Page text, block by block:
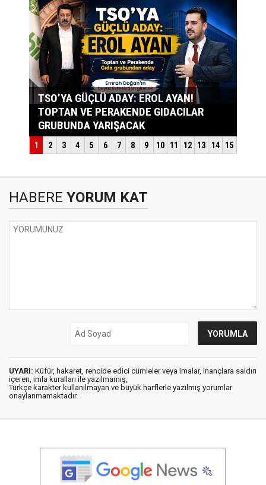
HABERE YORUM KAT
UYARI: Küfür, hakaret, rencide edici cümleler veya imalar, inançlara saldırı
içeren, imla kuralları ile yazılmamış,
Türkçe karakter kullanılmayan ve büyük harflerle yazılmış yorumlar
onaylanmamaktadır.